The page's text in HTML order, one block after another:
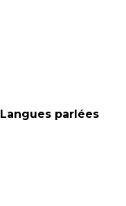
Langues parlées
Langues parlées